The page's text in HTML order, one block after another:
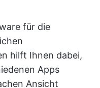
für die
hilft Ihnen dabei,
Apps
Ansicht